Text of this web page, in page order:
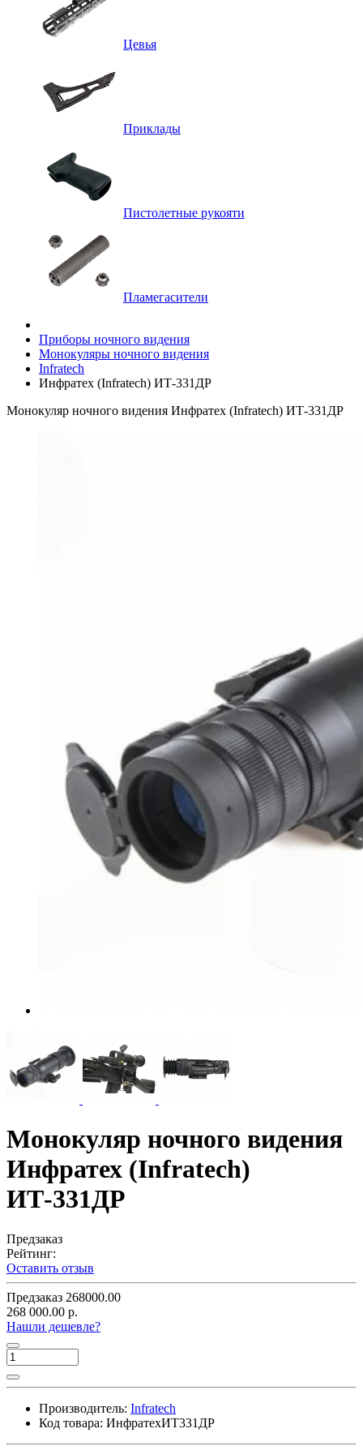
Цевья
Приклады
Пистолетные рукояти
Пламегасители
Приборы ночного видения
Монокуляры ночного видения
Infratech
Инфратех (Infratech) ИТ-331ДР
Монокуляр ночного видения Инфратех (Infratech) ИТ-331ДР
Монокуляр ночного видения
Инфратех (Infratech)
ИТ-331ДР
Предзаказ
Рейтинг:
Оставить отзыв
Предзаказ 268000.00
268 000.00 р.
Нашли дешевле?
Производитель: Infratech
Код товара: ИнфратехИТ331ДР